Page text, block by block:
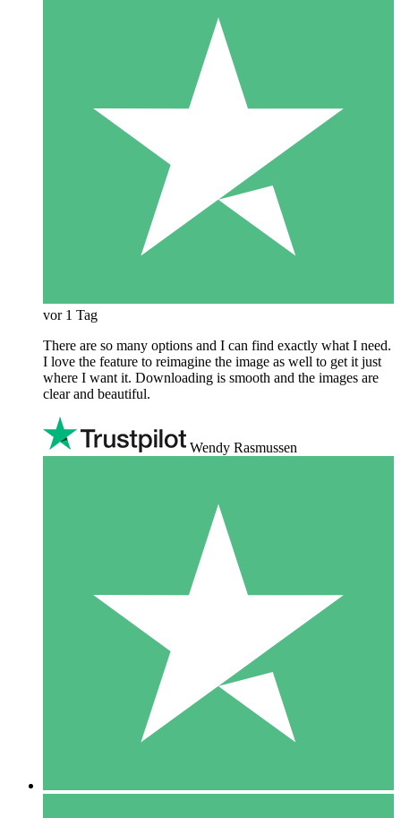
vor 1 Tag
There are so many options and I can find exactly what I need.
I love the feature to reimagine the image as well to get it just
where I want it. Downloading is smooth and the images are
clear and beautiful.
Wendy Rasmussen